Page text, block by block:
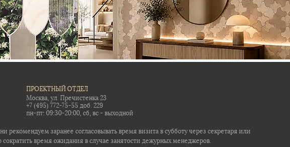
ПРОЕКТНЫЙ ОТДЕЛ
Москва, ул. Пречистенка 23
+7 (495) 772-75-55 доб. 229
пн-пт: 09:30-20:00, сб, вс - выходной
заранее согласовывать время визита в субботу через секретаря или
время ожидания в случае занятости дежурных менеджеров.